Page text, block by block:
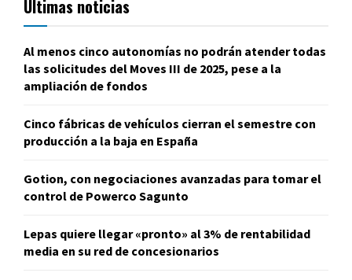
Últimas noticias
Al menos cinco autonomías no podrán atender todas
las solicitudes del Moves III de 2025, pese a la
ampliación de fondos
Cinco fábricas de vehículos cierran el semestre con
producción a la baja en España
Gotion, con negociaciones avanzadas para tomar el
control de Powerco Sagunto
Lepas quiere llegar «pronto» al 3% de rentabilidad
media en su red de concesionarios